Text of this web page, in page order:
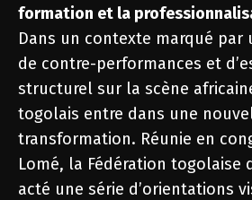
formation et la
Dans un contexte marqué par
de contre-performances et
structurel sur la scène
togolais entre dans une
transformation. Réunie en
Lomé, la Fédération togolaise
acté une série d’orientations